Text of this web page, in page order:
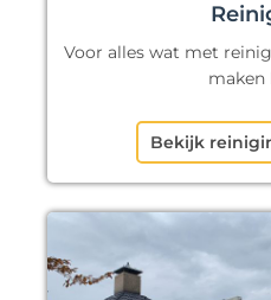
Voor alles wat met
maken
Bekijk